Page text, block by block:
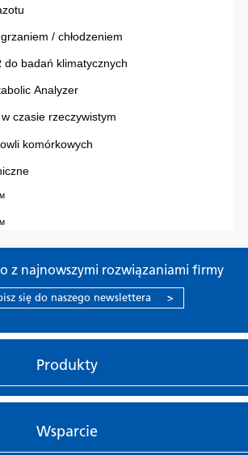
z najnowszymi rozwiązaniami firmy
się do naszego newslettera >
Produkty
Wsparcie